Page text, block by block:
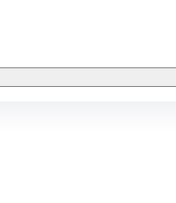
ЕЛЕКТРОННІ КНИГИ